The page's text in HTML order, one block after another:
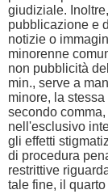
giudiziale.
pubblicazione e
notizie o
minorenne
non pubblicità
min., serve a
minore, la
secondo
nell'esclusivo
gli effetti
di procedura
restrittive
tale fine, il